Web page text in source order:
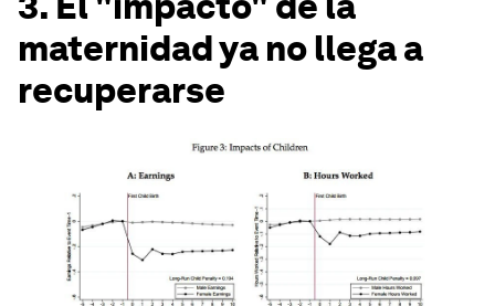
maternidad ya no llega a
recuperarse